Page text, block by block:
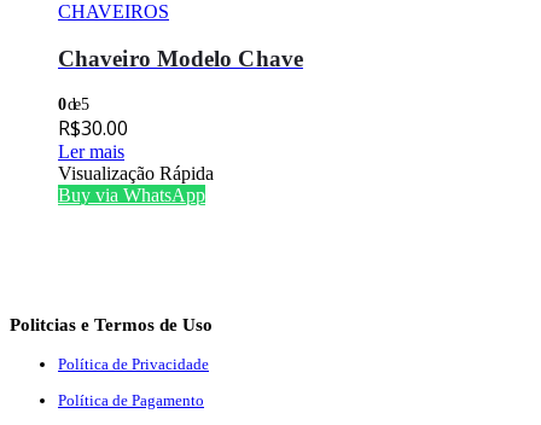
CHAVEIROS
Chaveiro Modelo Chave
0de 5
R$30.00
Ler mais
Visualização Rápida
Buy via WhatsApp
Politcias e Termos de Uso
Política de Privacidade
Política de Pagamento